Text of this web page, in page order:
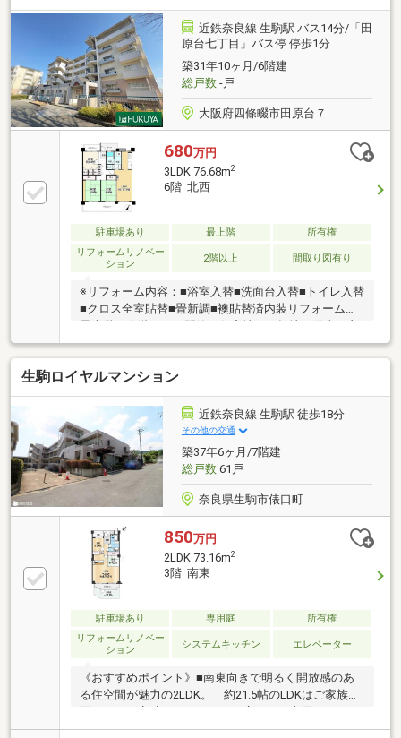
徒歩2分・生駒市立生駒台幼稚園まで約740ｍ 徒歩10
分・生駒市立生駒台小学校まで約400ｍ 徒歩5分
近鉄奈良線 生駒駅 バス14分/「田
原台七丁目」バス停 停歩1分
築31年10ヶ月/6階建
総戸数-戸
大阪府四條畷市田原台７
680万円
3LDK 76.68m2
6階 北西
駐車場あり 最上階
所有権
リフォームリノベー
ション
2階以上 間取り図有り
※リフォーム内容：■浴室入替■洗面台入替■トイレ入替
■クロス全室貼替■畳新調■襖貼替済内装リフォーム、
好、市街地が近い、山が見える、和室、始発駅、シャ
ワー付洗面化粧台、２面以上バルコニー、温水洗浄便
座、緑豊かな住宅地、通風良好、眺望良好、高台に立
地、区画整理地内、周辺交通量少なめ、整備された歩
生駒ロイヤルマンション
近鉄奈良線 生駒駅 徒歩18分
その他の交通
築37年6ヶ月/7階建
総戸数61戸
奈良県生駒市俵口町
850万円
2LDK 73.16m2
3階 南東
駐車場あり 専用庭
所有権
リフォームリノベー
ション
システムキッチン エレベーター
《おすすめポイント》■南東向きで明るく開放感のあ
る住空間が魅力の2LDK。 約21.5帖のLDKはご家族の
約33.30㎡の専用庭が付いており、戸建のようなプライ